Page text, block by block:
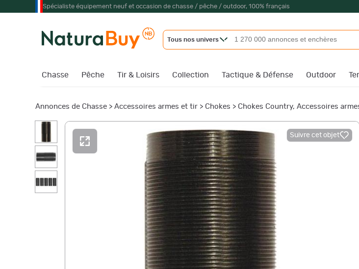
Spécialiste équipement neuf et occasion de chasse / pêche / outdoor, 100% français
Tous nos univers
Chasse Pêche Tir & Loisirs Collection Tactique & Défense Outdoor
Annonces de Chasse > Accessoires armes et tir > Chokes > Chokes Country, Accessoires
Suivre cet objet